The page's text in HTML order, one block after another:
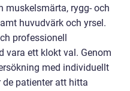
muskelsmärta, rygg- och
huvudvärk och yrsel.
professionell
vara ett klokt val. Genom
med individuellt
patienter att hitta